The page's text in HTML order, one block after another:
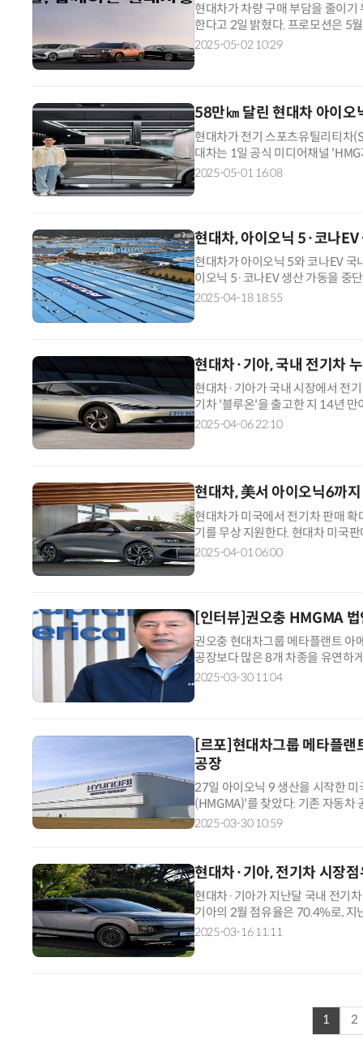
현대차가 차량 구매 부담을 줄이
한다고 2일 밝혔다. 프로모션은 5
할인, 프로모션 할인 등 차종별
2025-05-02 10:29
58만㎞ 달린 현대차 아이
현대차가 전기 스포츠유틸리티차
대차는 1일 공식 미디어채널
는 2년9개월간 58만㎞를 주행하
2025-05-01 16:08
현대차, 아이오닉 5·코나EV
현대차가 아이오닉 5와 코나EV
이오닉 5·코나EV 생산 가동을 중
가는 '공피치'를 감수하며 라인을
2025-04-18 18:55
현대차·기아, 국내 전기차
현대차·기아가 국내 시장에서 전
기차 '블루온'을 출고한 지 14년 만
2036대를 기록했다고 6일 밝혔
2025-04-06 22:10
현대차, 美서 아이오닉6까
현대차가 미국에서 전기차 판매
기를 무상 지원한다. 현대차 미국
6, 2024년형 아이오닉 5 구매·리
2025-04-01 06:00
[인터뷰]권오충 HMGMA
권오충 현대차그룹 메타플랜트 아
공장보다 많은 8개 차종을 유연하
연간 30만대 규모로 준공한
2025-03-30 11:04
[르포]현대차그룹 메타플
공장
27일 아이오닉 9 생산을 시작한
(HMGMA)'를 찾았다. 기존 자동차
체제'에서 '다품종 소량생산체제'
2025-03-30 10:59
현대차·기아, 전기차 시장
현대차·기아가 지난달 국내 전기
기아의 2월 점유율은 70.4%로,
달 현대차 전기차는 총 5346대 판
2025-03-16 11:11
1 2
“계속 쫓아왔다”…도망치던 우크라 민간인 공격한 러 자폭 드론